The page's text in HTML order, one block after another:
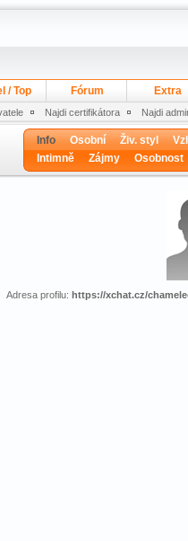
/ Top Fórum Extra
Najdi certifikátora Najdi
Info Osobní Živ. styl
Intimně
Zájmy Osobnost
Adresa profilu: https://xchat.cz/